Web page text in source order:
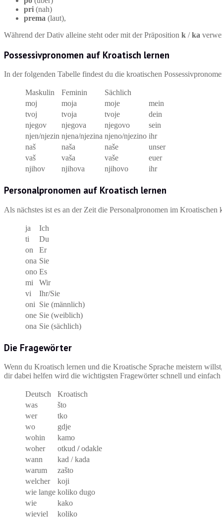
pri (nah)
prema (laut),
Während der Dativ alleine steht oder mit der Präposition k /ka
Possessivpronomen auf Kroatisch lernen
In der folgenden Tabelle findest du die kroatischen
Maskulin Feminin
Sächlich
moj
moja moje
mein
tvoj
tvoja tvoje
dein
njegov
njegova njegovo
sein
njen/njezin njena/njezina njeno/njezino ihr
naš
naša naše
unser
vaš
vaša vaše
euer
njihov
njihova njihovo ihr
Personalpronomen auf Kroatisch lernen
Als nächstes ist es an der Zeit die Personalpronomen im
ja
Ich
ti
Du
on
Er
ona Sie
ono Es
mi
Wir
vi
Ihr/Sie
oni Sie (männlich)
one Sie (weiblich)
ona Sie (sächlich)
Die Fragewörter
Wenn du Kroatisch lernen und die Kroatische Sprache meistern
dir dabei helfen wird die wichtigsten Fragewörter schnell und
Deutsch
Kroatisch
was
što
wer
tko
wo
gdje
wohin
kamo
woher
otkud /odakle
wann
kad / kada
warum
zašto
welcher
koji
wie lange koliko dugo
wie
kako
wieviel
koliko